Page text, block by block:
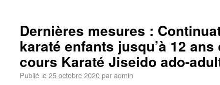
Dernières mesures :
karaté enfants jusqu’à 12
cours Karaté Jiseido ado-
Publié le25 octobre 2020paradmin